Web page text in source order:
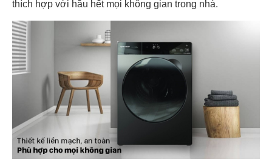
thích hợp với hầu hết mọi không gian trong nhà.